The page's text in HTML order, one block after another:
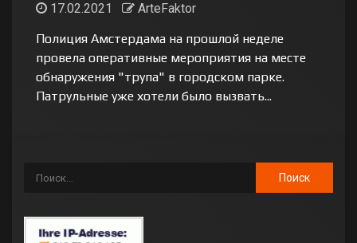
17.02.2021
ArteFaktor
Полиция Амстердама на прошлой неделе
провела оперативные мероприятия на месте
обнаружения "трупа" в городском парке.
Патрульные уже хотели было вызвать...